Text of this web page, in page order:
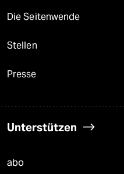
Die Seitenwende
Stellen
Presse
Unterstützen
abo